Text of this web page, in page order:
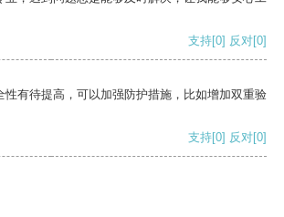
支持[0] 反对[0]
性有待提高，可以加强防护措施，比如增加双重验
支持[0] 反对[0]